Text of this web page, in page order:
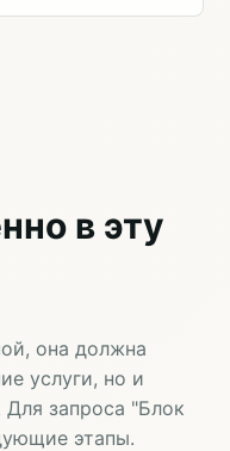
в эту
она должна
услуги, но и
запроса "Блок
этапы.